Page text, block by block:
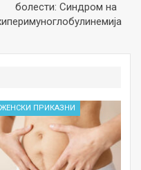
болести: Синдром на
ЖЕНСКИ ПРИКАЗНИ